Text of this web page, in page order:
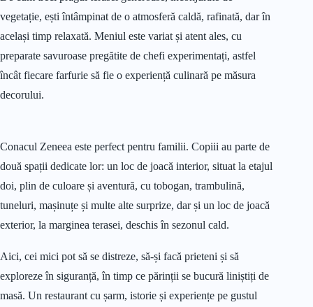
vegetație, ești întâmpinat de o atmosferă caldă, rafinată, dar în
același timp relaxată. Meniul este variat și atent ales, cu
preparate savuroase pregătite de chefi experimentați, astfel
încât fiecare farfurie să fie o experiență culinară pe măsura
decorului.
Conacul Zeneea este perfect pentru familii. Copiii au parte de
două spații dedicate lor: un loc de joacă interior, situat la etajul
doi, plin de culoare și aventură, cu tobogan, trambulină,
tuneluri, mașinuțe și multe alte surprize, dar și un loc de joacă
exterior, la marginea terasei, deschis în sezonul cald.
Aici, cei mici pot să se distreze, să-și facă prieteni și să
exploreze în siguranță, în timp ce părinții se bucură liniștiți de
masă. Un restaurant cu șarm, istorie și experiențe pe gustul